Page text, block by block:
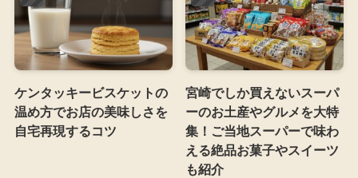
ケンタッキービスケットの
温め方でお店の美味しさを
自宅再現するコツ
宮崎でしか買えないスーパ
ーのお土産やグルメを大特
集！ご当地スーパーで味わ
える絶品お菓子やスイーツ
も紹介